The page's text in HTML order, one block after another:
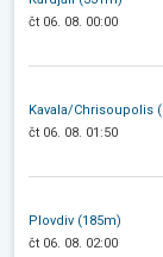
čt 06. 08. 00:00
Kavala/Chrisoupolis
čt 06. 08. 01:50
Plovdiv (185m)
čt 06. 08. 02:00